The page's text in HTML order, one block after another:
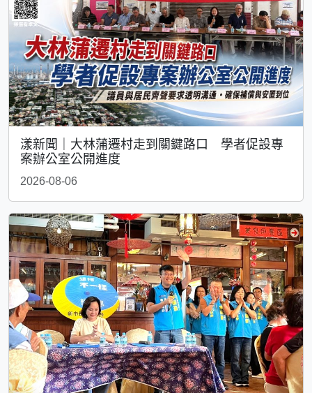
漾新聞｜大林蒲遷村走到關鍵路口 學者促設專
案辦公室公開進度
2026-08-06